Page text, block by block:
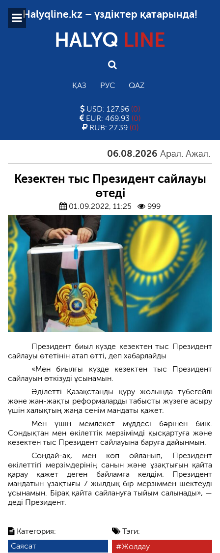
Halyqline.kz – үздіктер қатарында!
HALYQ LINE
ҚАЗ РУС QAZ
USD: 127.96 (0)
EUR: 469.93 (0)
RUB: 27.39 (0)
06.08.2026 Арал. Ажал.
Категория:
Саясат
Тэги:
Жолдау
Кезектен тыс Президент сайлауы
өтеді
01.09.2022, 11:25 999
Президент биыл күзде кезектен тыс Президент
сайлауы өтетінін атап өтті, деп хабарлайды
«Мен биылғы күзде кезектен тыс Президент
сайлауын өткізуді ұсынамын.
Әділетті Қазақстанды құру жолында түбегейлі
және жан-жақты реформаларды табысты жүзеге асыру
үшін халықтың жаңа сенім мандаты қажет.
Мен үшін мемлекет мүддесі бәрінен биік.
Сондықтан мен өкілеттік мерзімімді қысқартуға және
кезектен тыс Президент сайлауына баруға дайынмын.
Сондай-ақ, мен көп ойланып, Президент
өкілеттігі мерзімдерінің санын және ұзақтығын қайта
қарау қажет деген байламға келдім. Президент
мандатын ұзақтығы 7 жылдық бір мерзіммен шектеуді
ұсынамын. Бірақ қайта сайлануға тыйым салынады», —
деді Президент.